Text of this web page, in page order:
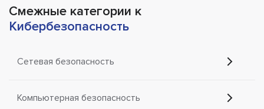
Смежные категории к
Кибербезопасность
Сетевая безопасность
Компьютерная безопасность